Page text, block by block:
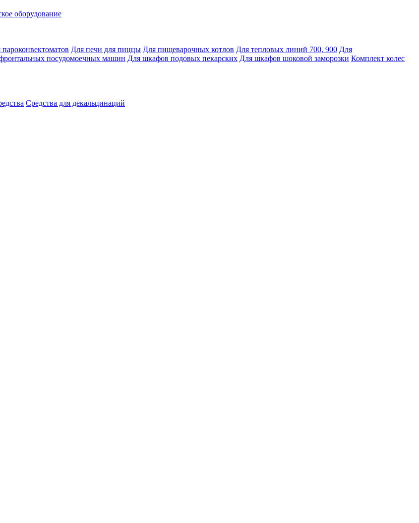
оборудование
пароконвектоматов Для печи для пиццы Для пищеварочных котлов Для тепловых линий 700, 900 Для
посудомоечных машин Для шкафов подовых пекарских Для шкафов шоковой заморозки Комплект колес
Средства для декальцинаций